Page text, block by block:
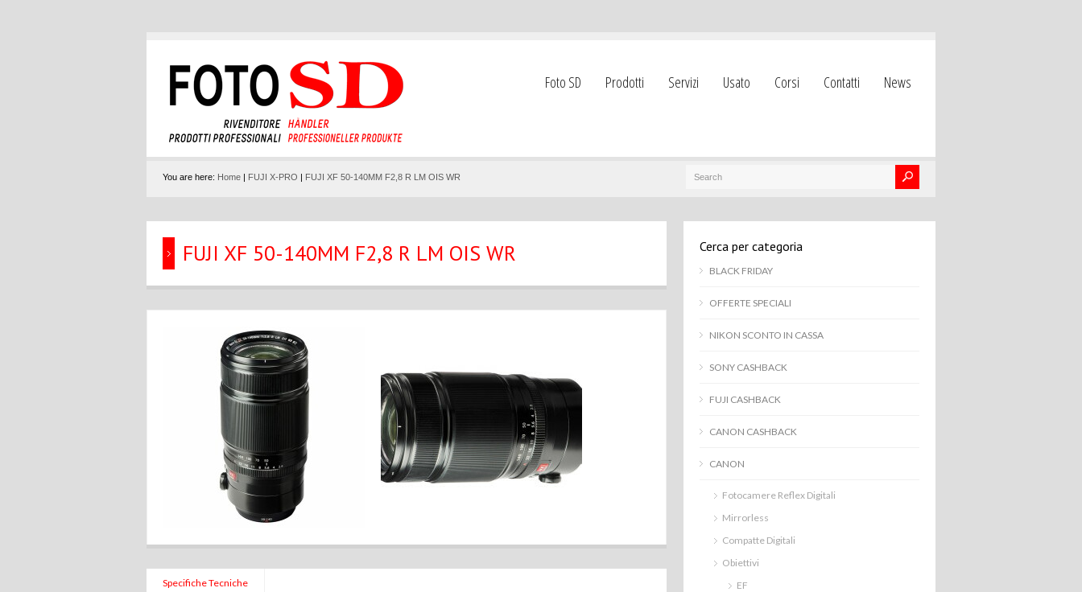
Foto SD Prodotti Servizi Usato Corsi Contatti News
You are here: Home | FUJI X-PRO | FUJI XF 50-140MM F2,8 R LM OIS WR
FUJI XF 50-140MM F2,8 R LM OIS WR
Specifiche Tecniche
Cerca per categoria
BLACK FRIDAY
OFFERTE SPECIALI
NIKON SCONTO IN CASSA
SONY CASHBACK
FUJI CASHBACK
CANON CASHBACK
CANON
Fotocamere Reflex Digitali
Mirrorless
Compatte Digitali
Obiettivi
EF